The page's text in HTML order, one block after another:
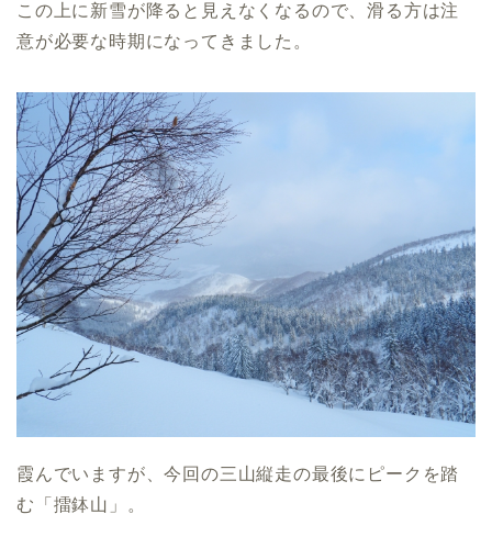
この上に新雪が降ると見えなくなるので、滑る方は注
意が必要な時期になってきました。
霞んでいますが、今回の三山縦走の最後にピークを踏
む「擂鉢山」。